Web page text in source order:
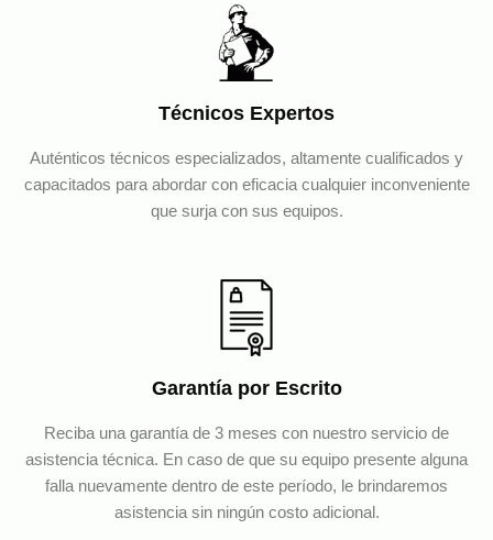
Técnicos Expertos
Auténticos técnicos especializados, altamente cualificados y
capacitados para abordar con eficacia cualquier inconveniente
que surja con sus equipos.
Garantía por Escrito
Reciba una garantía de 3 meses con nuestro servicio de
asistencia técnica. En caso de que su equipo presente alguna
falla nuevamente dentro de este período, le brindaremos
asistencia sin ningún costo adicional.